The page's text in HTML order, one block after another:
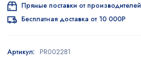
Прямые поставки от производителей
Бесплатная доставка от 10 000Р
Артикул: PR002281